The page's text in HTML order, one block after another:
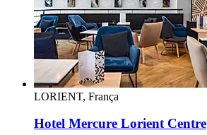
LORIENT, França
Hotel Mercure Lorient Centre